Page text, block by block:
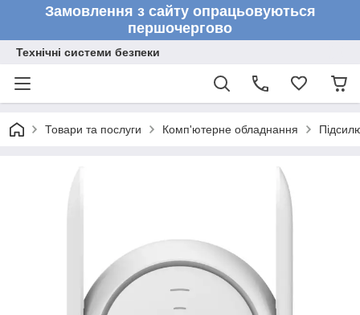
Замовлення з сайту опрацьовуються
першочергово
Технічні системи безпеки
Товари та послуги Комп'ютерне обладнання